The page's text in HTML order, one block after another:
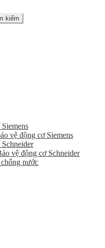
kiếm
vệ động cơ Siemens
vệ động cơ Schneider
nước